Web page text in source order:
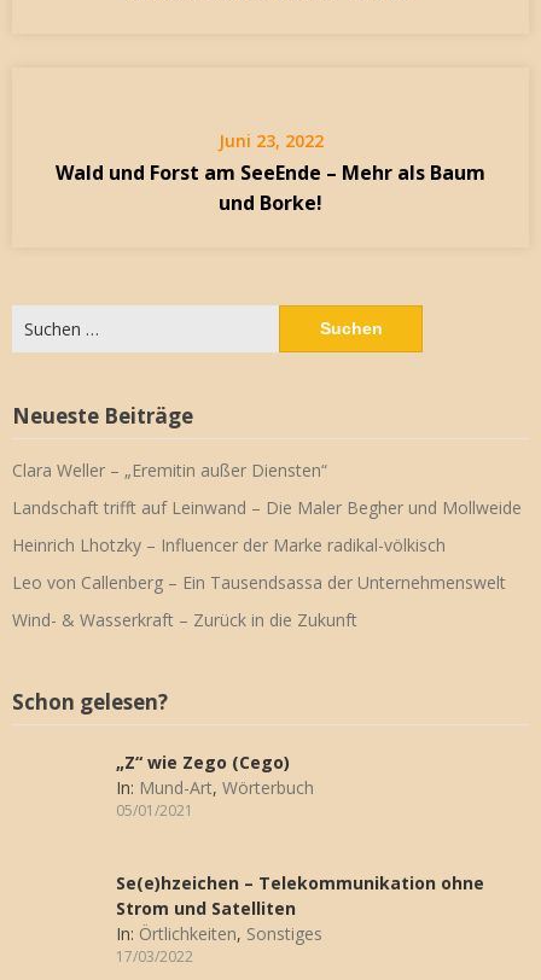
Juni 23, 2022
Wald und Forst am SeeEnde – Mehr als Baum
und Borke!
Suchen
nach:
Neueste Beiträge
Clara Weller – „Eremitin außer Diensten“
Landschaft trifft auf Leinwand – Die Maler Begher und Mollweide
Heinrich Lhotzky – Influencer der Marke radikal-völkisch
Leo von Callenberg – Ein Tausendsassa der Unternehmenswelt
Wind- & Wasserkraft – Zurück in die Zukunft
Schon gelesen?
„Z“ wie Zego (Cego)
In: Mund-Art, Wörterbuch
05/01/2021
Se(e)hzeichen – Telekommunikation ohne
Strom und Satelliten
In: Örtlichkeiten, Sonstiges
17/03/2022